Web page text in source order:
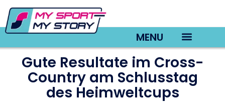
MENU
Gute Resultate im Cross-
Country am Schlusstag
des Heimweltcups